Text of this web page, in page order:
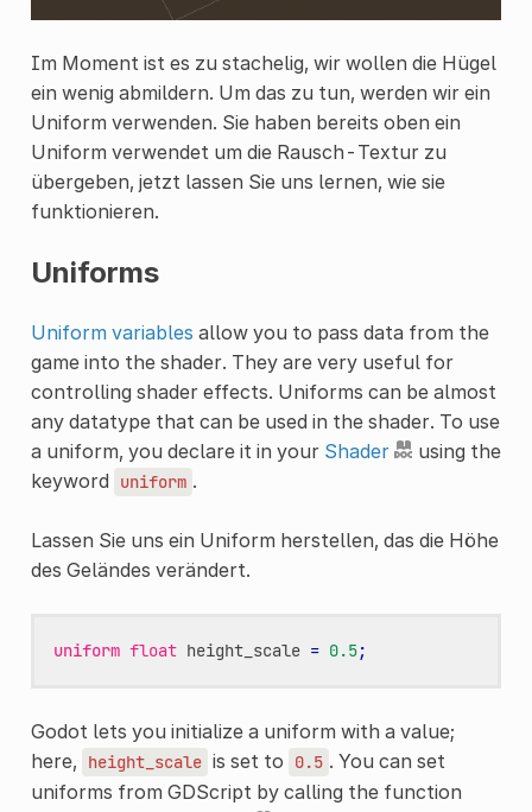
Im Moment ist es zu stachelig, wir wollen die Hügel
ein wenig abmildern. Um das zu tun, werden wir ein
Uniform verwenden. Sie haben bereits oben ein
Uniform verwendet um die Rausch-Textur zu
übergeben, jetzt lassen Sie uns lernen, wie sie
funktionieren.
Uniforms
Uniform variables allow you to pass data from the
game into the shader. They are very useful for
controlling shader effects. Uniforms can be almost
any datatype that can be used in the shader. To use
a uniform, you declare it in your Shader
using the
keyword
uniform .
Lassen Sie uns ein Uniform herstellen, das die Höhe
des Geländes verändert.
uniform float height_scale = 0.5;
Godot lets you initialize a uniform with a value;
here,
height_scale is set to 0.5 . You can set
uniforms from GDScript by calling the function